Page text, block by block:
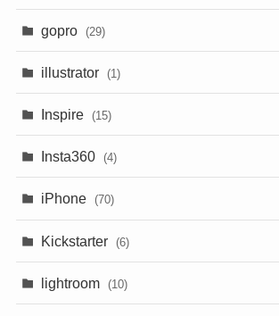
gopro (29)
illustrator (1)
Inspire (15)
Insta360 (4)
iPhone (70)
Kickstarter (6)
lightroom (10)